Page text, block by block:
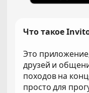
Что такое
Это
друзей и
походов на
просто для